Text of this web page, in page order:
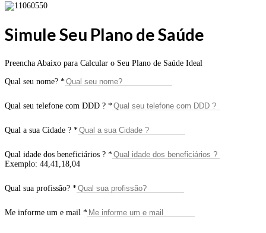
Simule Seu Plano de Saúde
Preencha Abaixo para Calcular o Seu Plano de Saúde Ideal
Qual seu nome? *
Qual seu telefone com DDD ? *
Qual a sua Cidade ? *
Qual idade dos beneficiários ? *
Exemplo: 44,41,18,04
Qual sua profissão? *
Me informe um e mail *